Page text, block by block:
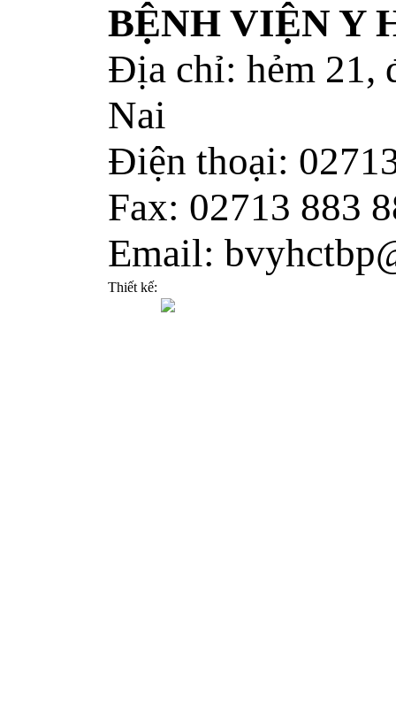
BỆNH VIỆN Y
Địa chỉ: hẻm 21,
Nai
Điện thoại:
Fax: 02713 883
Email:
Thiết kế: